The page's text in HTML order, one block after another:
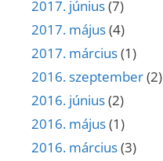
2017. június(7)
2017. május(4)
2017. március(1)
2016. szeptember(2)
2016. június(2)
2016. május(1)
2016. március(3)